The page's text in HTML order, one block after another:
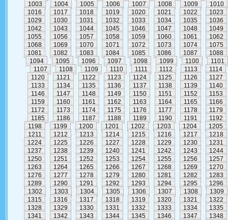
1003
1004 1005 1006 1007 1008 1009
1010
1016
1017 1018 1019 1020 1021 1022
1023
1029
1030 1031 1032 1033 1034 1035
1036
1042
1043 1044 1045 1046 1047 1048
1049
1055
1056 1057 1058 1059 1060 1061
1062
1068
1069 1070 1071 1072 1073 1074
1075
1081
1082 1083 1084 1085 1086 1087
1088
1094
1095 1096 1097 1098 1099 1100
1101
1107
1108 1109 1110 1111 1112 1113
1114
1120
1121 1122 1123 1124 1125 1126
1127
1133
1134 1135 1136 1137 1138 1139
1140
1146
1147 1148 1149 1150 1151 1152
1153
1159
1160 1161 1162 1163 1164 1165
1166
1172
1173 1174 1175 1176 1177 1178
1179
1185
1186 1187 1188 1189 1190 1191
1192
1198
1199 1200 1201 1202 1203 1204
1205
1211
1212 1213 1214 1215 1216 1217
1218
1224
1225 1226 1227 1228 1229 1230
1231
1237
1238 1239 1240 1241 1242 1243
1244
1250
1251 1252 1253 1254 1255 1256
1257
1263
1264 1265 1266 1267 1268 1269
1270
1276
1277 1278 1279 1280 1281 1282
1283
1289
1290 1291 1292 1293 1294 1295
1296
1302
1303 1304 1305 1306 1307 1308
1309
1315
1316 1317 1318 1319 1320 1321
1322
1328
1329 1330 1331 1332 1333 1334
1335
1341
1342 1343 1344 1345 1346 1347
1348